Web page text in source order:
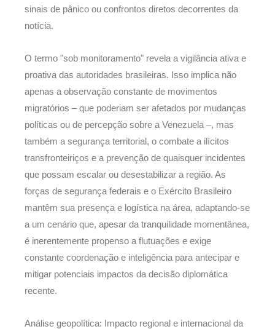
sinais de pânico ou confrontos diretos decorrentes da
notícia.
O termo "sob monitoramento" revela a vigilância ativa e
proativa das autoridades brasileiras. Isso implica não
apenas a observação constante de movimentos
migratórios – que poderiam ser afetados por mudanças
políticas ou de percepção sobre a Venezuela –, mas
também a segurança territorial, o combate a ilícitos
transfronteiriços e a prevenção de quaisquer incidentes
que possam escalar ou desestabilizar a região. As
forças de segurança federais e o Exército Brasileiro
mantêm sua presença e logística na área, adaptando-se
a um cenário que, apesar da tranquilidade momentânea,
é inerentemente propenso a flutuações e exige
constante coordenação e inteligência para antecipar e
mitigar potenciais impactos da decisão diplomática
recente.
Análise geopolítica: Impacto regional e internacional da